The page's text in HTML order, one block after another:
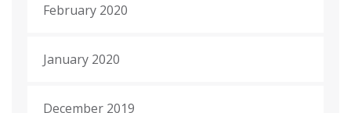
February 2020
January 2020
December 2019